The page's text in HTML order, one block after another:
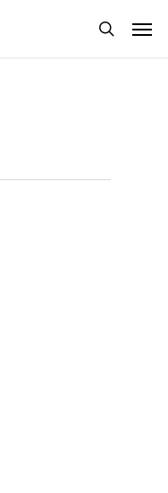
search